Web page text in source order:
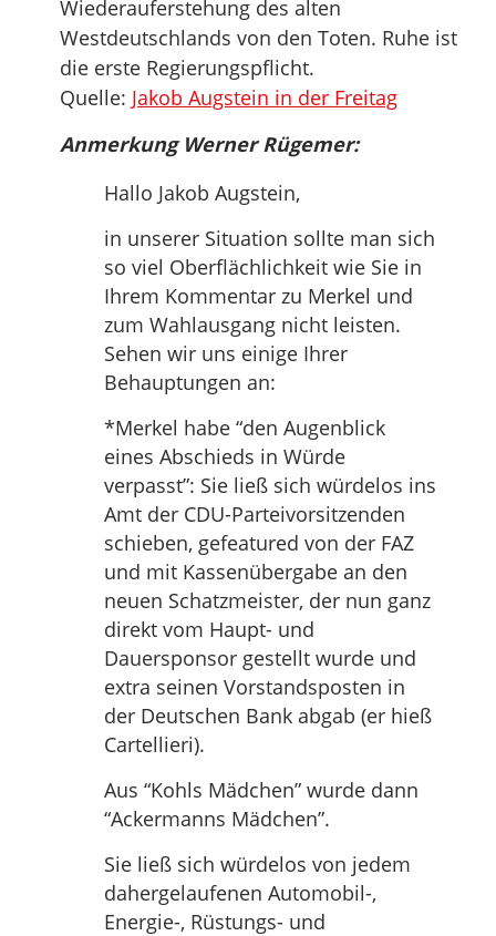
Wiederauferstehung des alten
Westdeutschlands von den Toten. Ruhe ist
die erste Regierungspflicht.
Quelle: Jakob Augstein in der Freitag
Anmerkung Werner Rügemer:
Hallo Jakob Augstein,
in unserer Situation sollte man sich
so viel Oberflächlichkeit wie Sie in
Ihrem Kommentar zu Merkel und
zum Wahlausgang nicht leisten.
Sehen wir uns einige Ihrer
Behauptungen an:
*Merkel habe “den Augenblick
eines Abschieds in Würde
verpasst”: Sie ließ sich würdelos ins
Amt der CDU-Parteivorsitzenden
schieben, gefeatured von der FAZ
und mit Kassenübergabe an den
neuen Schatzmeister, der nun ganz
direkt vom Haupt- und
Dauersponsor gestellt wurde und
extra seinen Vorstandsposten in
der Deutschen Bank abgab (er hieß
Cartellieri).
Aus “Kohls Mädchen” wurde dann
“Ackermanns Mädchen”.
Sie ließ sich würdelos von jedem
dahergelaufenen Automobil-,
Energie-, Rüstungs- und